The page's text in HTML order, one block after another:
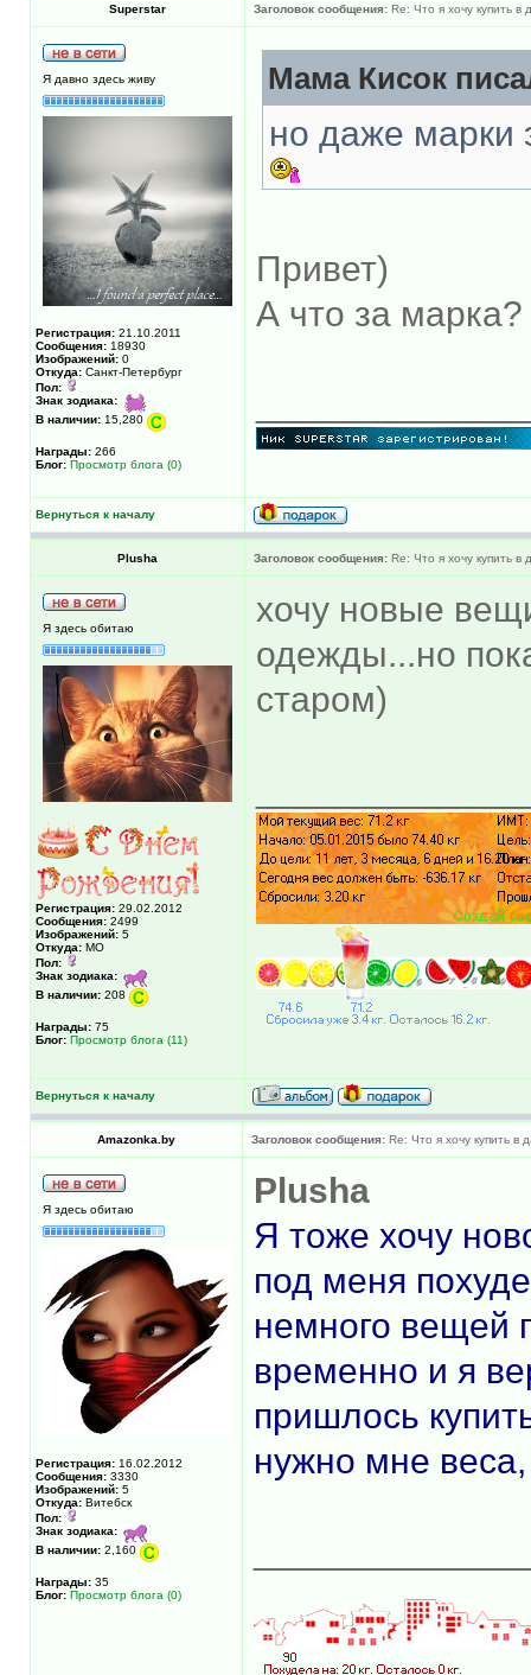
Superstar Заголовок сообщения: Re: Что я хочу купить
Я давно здесь живу
Регистрация: 21.10.2011
Сообщения: 18930
Изображений: 0
Откуда: Санкт-Петербург
Пол:
Знак зодиака:
В наличии: 15,280
Награды: 266
Блог: Просмотр блога (0)
Мама Кисок
но даже марки
Привет)
А что за марка?
Вернуться к началу
Plusha Заголовок сообщения: Re: Что я хочу купить
Я здесь обитаю
Регистрация: 29.02.2012
Сообщения: 2499
Изображений: 5
Откуда: МО
Пол:
Знак зодиака:
В наличии: 208
Награды: 75
Блог: Просмотр блога (11)
хочу новые
одежды...но
старом)
Вернуться к началу
Amazonka.by Заголовок сообщения: Re: Что я хочу купить в
Я здесь обитаю
Регистрация: 16.02.2012
Сообщения: 3330
Изображений: 5
Откуда: Витебск
Пол:
Знак зодиака:
В наличии: 2,160
Награды: 35
Блог: Просмотр блога (0)
Plusha
Я тоже хочу
под меня
немного вещей
временно и я
пришлось
нужно мне